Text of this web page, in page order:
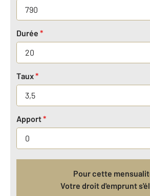
Durée *
Taux*
Apport*
Pour cette
Votre droit d'emprunt